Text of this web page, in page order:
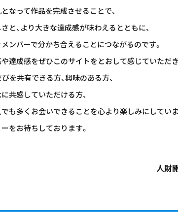
なって作品を完成させることで、
と、より大きな達成感が味わえるとともに、
ンバーで分かち合えることにつながるのです。
達成感をぜひこのサイトをとおして感じていただき
びを共有できる方、興味のある方、
共感していただける方、
も多くお会いできることを心より楽しみにしていま
をお待ちしております。
人財